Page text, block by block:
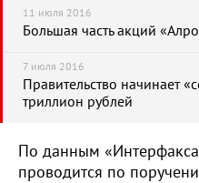
11 июля 2016
Большая часть акций
7 июля 2016
Правительство начинает
триллион рублей
По данным
проводится по